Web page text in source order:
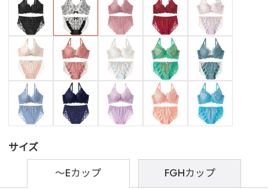
サイズ
～Eカップ
FGHカップ